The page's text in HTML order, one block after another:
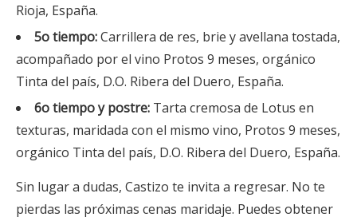
Rioja, España.
5o tiempo:Carrillera de res, brie y avellana tostada,
acompañado por el vino Protos 9 meses, orgánico
Tinta del país, D.O. Ribera del Duero, España.
6o tiempo y postre: Tarta cremosa de Lotus en
texturas, maridada con el mismo vino, Protos 9 meses,
orgánico Tinta del país, D.O. Ribera del Duero, España.
Sin lugar a dudas, Castizo te invita a regresar. No te
pierdas las próximas cenas maridaje. Puedes obtener